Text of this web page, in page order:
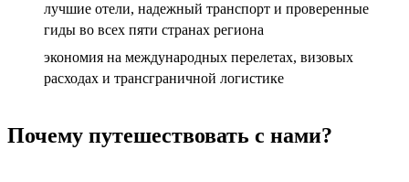
лучшие отели, надежный транспорт и проверенные
гиды во всех пяти странах региона
экономия на международных перелетах, визовых
расходах и трансграничной логистике
Почему путешествовать с нами?